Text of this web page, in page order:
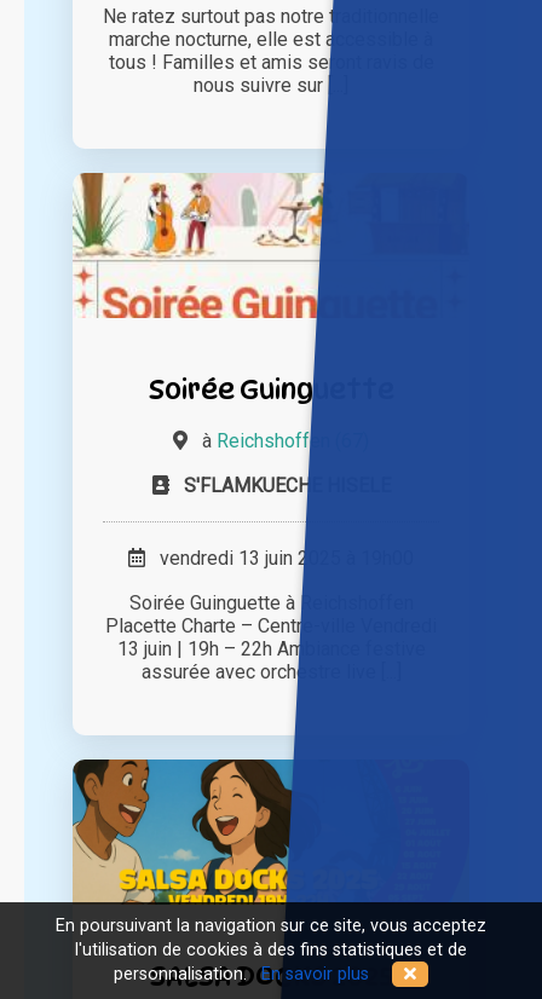
Ne ratez surtout pas notre traditionnelle
marche nocturne, elle est accessible à
tous ! Familles et amis seront ravis de
nous suivre sur [...]
Soirée Guinguette
à Reichshoffen (67)
S'FLAMKUECHE HISELE
vendredi 13 juin 2025 à 19h00
Soirée Guinguette à Reichshoffen
Placette Charte – Centre-ville Vendredi
13 juin | 19h – 22h Ambiance festive
assurée avec orchestre live [...]
SALSA DOCKS 2025
En poursuivant la navigation sur ce site, vous acceptez
l'utilisation de cookies à des fins statistiques et de
personnalisation.En savoir plus